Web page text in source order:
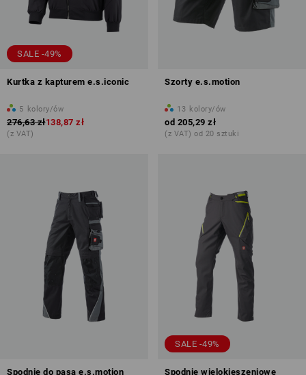
SALE -49%
Kurtka z kapturem e.s.iconic
5 kolory/ów
276,63 zł138,87 zł
(z VAT)
Szorty e.s.motion
13 kolory/ów
od 205,29 zł
(z VAT) od 20 sztuki
Spodnie do pasa e.s.motion
SALE -49%
Spodnie wielokieszeniowe